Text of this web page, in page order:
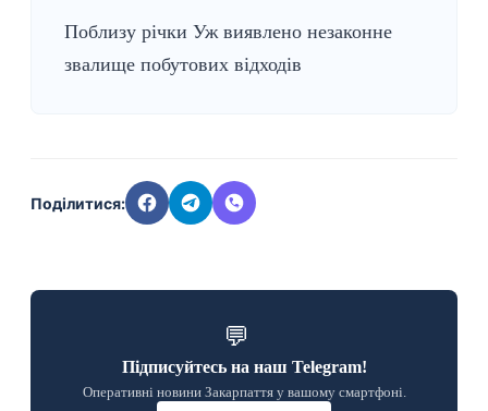
Поблизу річки Уж виявлено незаконне
звалище побутових відходів
Поділитися:
💬
Підписуйтесь на наш Telegram!
Оперативні новини Закарпаття у вашому смартфоні.